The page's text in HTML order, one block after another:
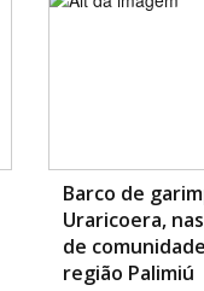
Barco de
Uraricoera,
de
região Palimiú